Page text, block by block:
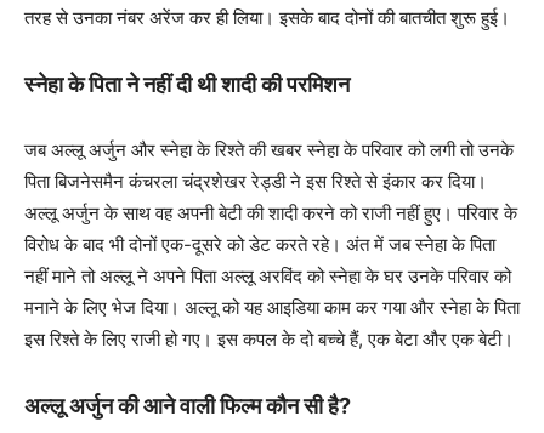
तरह से उनका नंबर अरेंज कर ही लिया। इसके बाद दोनों की बातचीत शुरू हुई।
स्नेहा के पिता ने नहीं दी थी शादी की परमिशन
जब अल्लू अर्जुन और स्नेहा के रिश्ते की खबर स्नेहा के परिवार को लगी तो उनके
पिता बिजनेसमैन कंचरला चंद्रशेखर रेड्डी ने इस रिश्ते से इंकार कर दिया।
अल्लू अर्जुन के साथ वह अपनी बेटी की शादी करने को राजी नहीं हुए। परिवार के
विरोध के बाद भी दोनों एक-दूसरे को डेट करते रहे। अंत में जब स्नेहा के पिता
नहीं माने तो अल्लू ने अपने पिता अल्लू अरविंद को स्नेहा के घर उनके परिवार को
मनाने के लिए भेज दिया। अल्लू को यह आइडिया काम कर गया और स्नेहा के पिता
इस रिश्ते के लिए राजी हो गए। इस कपल के दो बच्चे हैं, एक बेटा और एक बेटी।
अल्लू अर्जुन की आने वाली फिल्म कौन सी है?